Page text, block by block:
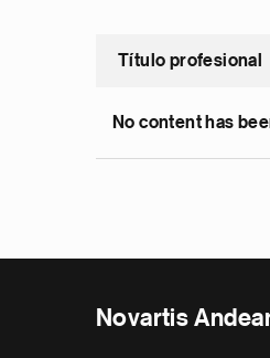
Título profesional
No content has
Novartis